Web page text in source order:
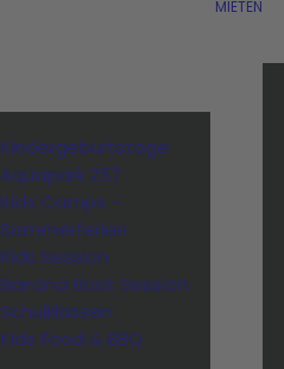
Kindergeburtstage
Aquapark 257
Kids Camps –
Sommerferien
Kids Session
Banana Boot Session
Schulklassen
Kids Food & BBQ
MIETEN